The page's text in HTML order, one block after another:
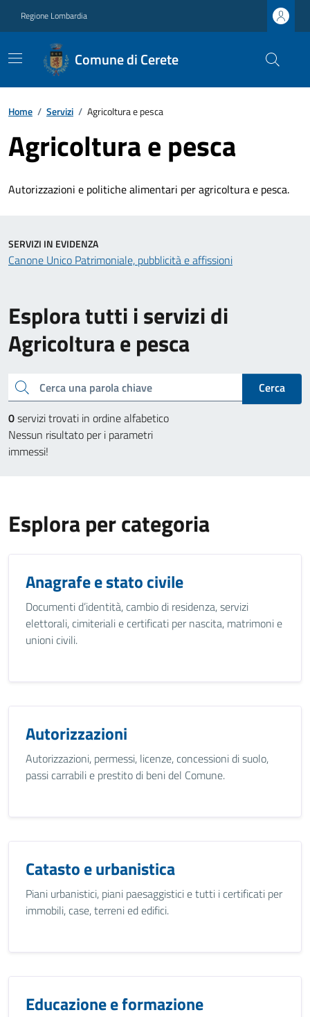
Regione Lombardia
Comune di Cerete
Home / Servizi / Agricoltura e pesca
Agricoltura e pesca
Autorizzazioni e politiche alimentari per agricoltura e pesca.
Esplora tutti i servizi di
Agricoltura e pesca
Cerca una parola chiave
Cerca
0servizi trovati in ordine alfabetico
Nessun risultato per i parametri
immessi!
SERVIZI IN EVIDENZA
Canone Unico Patrimoniale, pubblicità e affissioni
Esplora per categoria
Anagrafe e stato civile
Documenti d’identità, cambio di residenza, servizi
elettorali, cimiteriali e certificati per nascita, matrimoni e
unioni civili.
Autorizzazioni
Autorizzazioni, permessi, licenze, concessioni di suolo,
passi carrabili e prestito di beni del Comune.
Catasto e urbanistica
Piani urbanistici, piani paesaggistici e tutti i certificati per
immobili, case, terreni ed edifici.
Educazione e formazione